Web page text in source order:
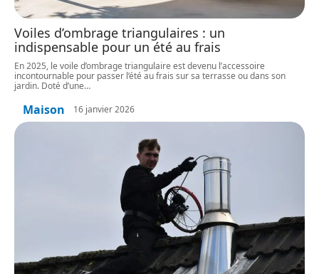
Voiles d’ombrage triangulaires : un
indispensable pour un été au frais
En 2025, le voile d’ombrage triangulaire est devenu l’accessoire
incontournable pour passer l’été au frais sur sa terrasse ou dans son
jardin. Doté d’une…
Maison 16 janvier 2026